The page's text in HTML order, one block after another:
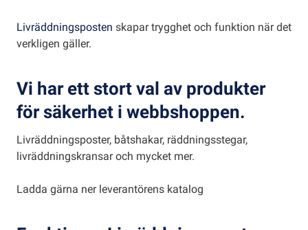
Livräddningsposten skapar trygghet och funktion när det
verkligen gäller.
Vi har ett stort val av produkter
för säkerhet i webbshoppen.
Livräddningsposter, båtshakar, räddningsstegar,
livräddningskransar och mycket mer.
Ladda gärna ner leverantörens katalog